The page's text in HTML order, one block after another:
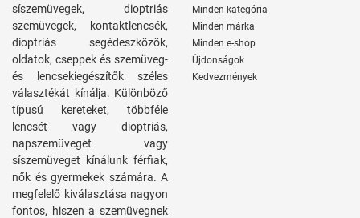
síszemüvegek, dioptriás
szemüvegek, kontaktlencsék,
dioptriás segédeszközök,
oldatok, cseppek és szemüveg-
és lencsekiegészítők széles
választékát kínálja. Különböző
típusú kereteket, többféle
lencsét vagy dioptriás,
napszemüveget vagy
síszemüveget kínálunk férfiak,
nők és gyermekek számára. A
megfelelő kiválasztása nagyon
fontos, hiszen a szemüvegnek
Minden kategória
Minden márka
Minden e-shop
Újdonságok
Kedvezmények